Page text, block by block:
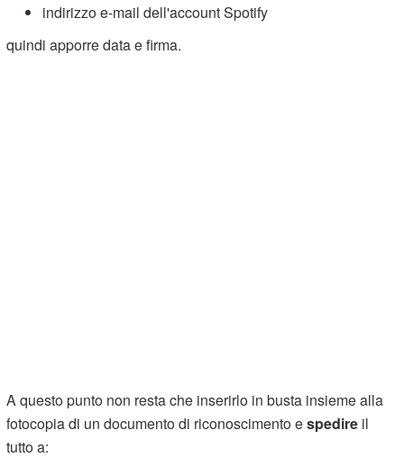
indirizzo e-mail dell'account Spotify
quindi apporre data e firma.
A questo punto non resta che inserirlo in busta insieme alla
fotocopia di un documento di riconoscimento espedire il
tutto a: